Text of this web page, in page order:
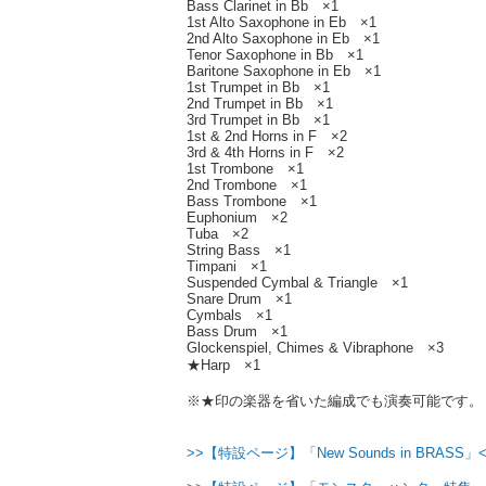
Bass Clarinet in Bb ×1
1st Alto Saxophone in Eb ×1
2nd Alto Saxophone in Eb ×1
Tenor Saxophone in Bb ×1
Baritone Saxophone in Eb ×1
1st Trumpet in Bb ×1
2nd Trumpet in Bb ×1
3rd Trumpet in Bb ×1
1st & 2nd Horns in F ×2
3rd & 4th Horns in F ×2
1st Trombone ×1
2nd Trombone ×1
Bass Trombone ×1
Euphonium ×2
Tuba ×2
String Bass ×1
Timpani ×1
Suspended Cymbal & Triangle ×1
Snare Drum ×1
Cymbals ×1
Bass Drum ×1
Glockenspiel, Chimes & Vibraphone ×3
★Harp ×1
※★印の楽器を省いた編成でも演奏可能です。
>>【特設ページ】「New Sounds in BRASS」